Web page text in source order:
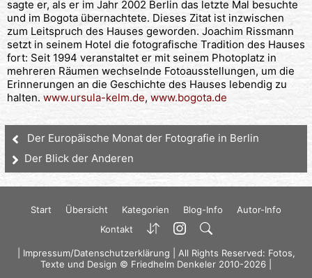
sagte er, als er im Jahr 2002 Berlin das letzte Mal besuchte
und im Bogota übernachtete. Dieses Zitat ist inzwischen
zum Leitspruch des Hauses geworden. Joachim Rissmann
setzt in seinem Hotel die fotografische Tradition des Hauses
fort: Seit 1994 veranstaltet er mit seinem Photoplatz in
mehreren Räumen wechselnde Fotoausstellungen, um die
Erinnerungen an die Geschichte des Hauses lebendig zu
halten. www.ursula-kelm.de, www.bogota.de
Der Europäische Monat der Fotografie in Berlin
Der Blick der Anderen
Start Übersicht Kategorien Blog-Info
Autor-Info
Kontakt
Impressum/Datenschutzerklärung | All Rights Reserved: Fotos,
Texte und Design © Friedhelm Denkeler 2010-2026 |